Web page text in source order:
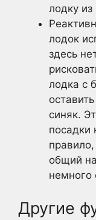
лодку
лодок
здесь
лодка с
синяк.
посадки
общий
немного
Другие